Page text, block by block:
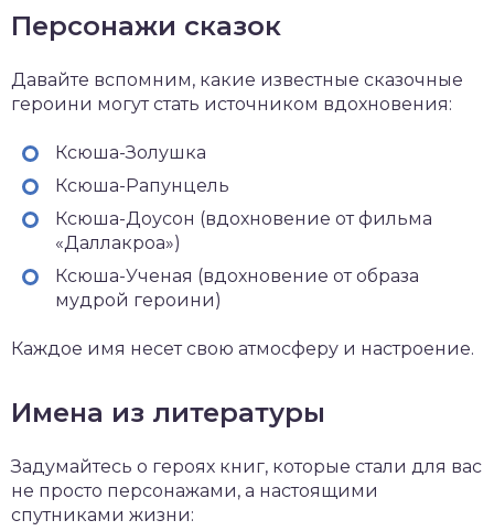
Персонажи сказок
Давайте вспомним, какие известные сказочные
героини могут стать источником вдохновения:
Ксюша-Золушка
Ксюша-Рапунцель
Ксюша-Доусон (вдохновение от фильма
«Даллакроа»)
Ксюша-Ученая (вдохновение от образа
мудрой героини)
Каждое имя несет свою атмосферу и настроение.
Имена из литературы
Задумайтесь о героях книг, которые стали для вас
не просто персонажами, а настоящими
спутниками жизни: